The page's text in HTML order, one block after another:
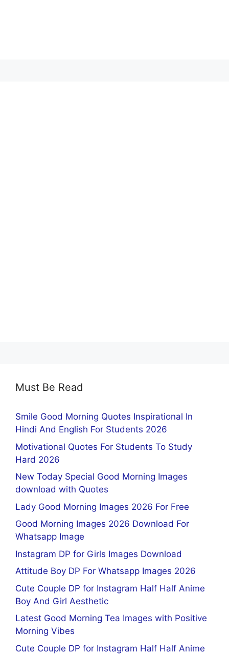
Must Be Read
Smile Good Morning Quotes Inspirational In
Hindi And English For Students 2026
Motivational Quotes For Students To Study
Hard 2026
New Today Special Good Morning Images
download with Quotes
Lady Good Morning Images 2026 For Free
Good Morning Images 2026 Download For
Whatsapp Image
Instagram DP for Girls Images Download
Attitude Boy DP For Whatsapp Images 2026
Cute Couple DP for Instagram Half Half Anime
Boy And Girl Aesthetic
Latest Good Morning Tea Images with Positive
Morning Vibes
Cute Couple DP for Instagram Half Half Anime